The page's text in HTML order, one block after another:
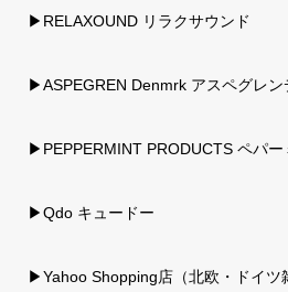
▶RELAXOUND リラクサウンド
▶ASPEGREN Denmrk アスペグレン
▶PEPPERMINT PRODUCTS ペパー
▶Qdo キュードー
▶Yahoo Shopping店（北欧・ドイツ